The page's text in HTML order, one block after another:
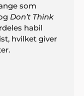
som
Don’t Think
habil
hvilket giver